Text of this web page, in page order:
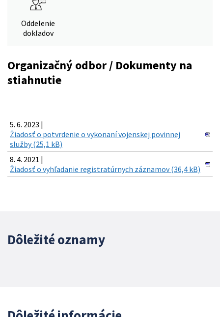
Oddelenie
dokladov
Organizačný odbor / Dokumenty na
stiahnutie
5. 6. 2023 |
Žiadosť o potvrdenie o vykonaní vojenskej povinnej
služby (25,1 kB)
8. 4. 2021 |
Žiadosť o vyhľadanie registratúrnych záznamov (36,4 kB)
Dôležité oznamy